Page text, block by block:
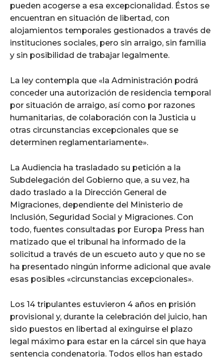
pueden acogerse a esa excepcionalidad. Éstos se
encuentran en situación de libertad, con
alojamientos temporales gestionados a través de
instituciones sociales, pero sin arraigo, sin familia
y sin posibilidad de trabajar legalmente.
La ley contempla que «la Administración podrá
conceder una autorización de residencia temporal
por situación de arraigo, así como por razones
humanitarias, de colaboración con la Justicia u
otras circunstancias excepcionales que se
determinen reglamentariamente».
La Audiencia ha trasladado su petición a la
Subdelegación del Gobierno que, a su vez, ha
dado traslado a la Dirección General de
Migraciones, dependiente del Ministerio de
Inclusión, Seguridad Social y Migraciones. Con
todo, fuentes consultadas por Europa Press han
matizado que el tribunal ha informado de la
solicitud a través de un escueto auto y que no se
ha presentado ningún informe adicional que avale
esas posibles «circunstancias excepcionales».
Los 14 tripulantes estuvieron 4 años en prisión
provisional y, durante la celebración del juicio, han
sido puestos en libertad al exinguirse el plazo
legal máximo para estar en la cárcel sin que haya
sentencia condenatoria. Todos ellos han estado